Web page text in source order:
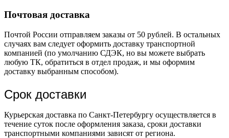
Почтовая доставка
Почтой России отправляем заказы от 50 рублей. В остальных
случаях вам следует оформить доставку транспортной
компанией (по умолчанию СДЭК, но вы можете выбрать
любую ТК, обратиться в отдел продаж, и мы оформим
доставку выбранным способом).
Срок доставки
Курьерская доставка по Санкт-Петербургу осуществляется в
течение суток после оформления заказа, сроки доставки
транспортными компаниями зависят от региона.